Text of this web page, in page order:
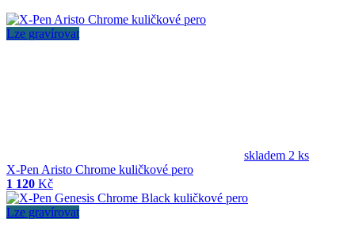
Lze gravírovat
skladem 2 ks
X-Pen Aristo Chrome kuličkové pero
1 120 Kč
Lze gravírovat